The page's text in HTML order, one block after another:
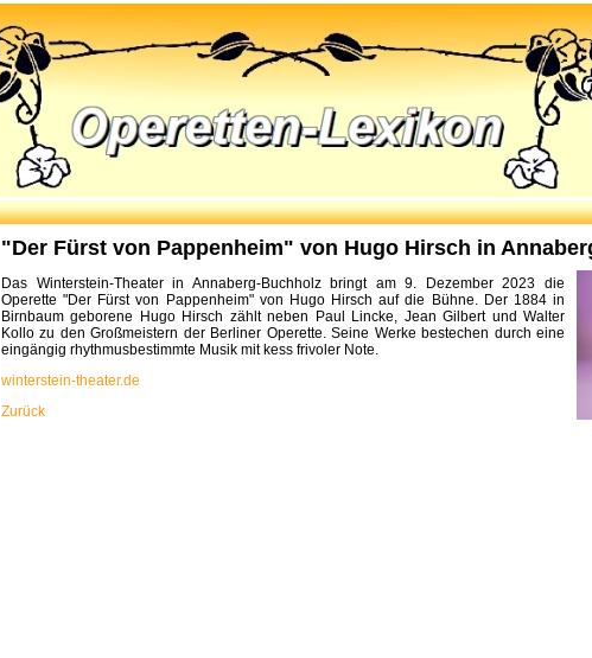
"Der Fürst von Pappenheim" von Hugo Hirsch in
Das Winterstein-Theater in Annaberg-Buchholz bringt am 9. Dezember 2023 die
Operette "Der Fürst von Pappenheim" von Hugo Hirsch auf die Bühne. Der 1884 in
Birnbaum geborene Hugo Hirsch zählt neben Paul Lincke, Jean Gilbert und Walter
Kollo zu den Großmeistern der Berliner Operette. Seine Werke bestechen durch eine
eingängig rhythmusbestimmte Musik mit kess frivoler Note.
winterstein-theater.de
Zurück